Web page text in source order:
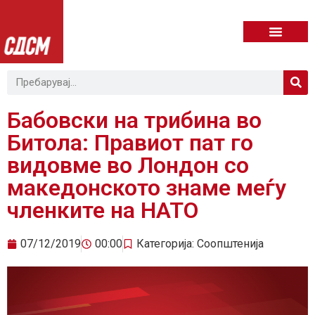
Бабовски на трибина во
Битола: Правиот пат го
видовме во Лондон со
македонското знаме меѓу
членките на НАТО
07/12/2019 00:00 Категорија: Соопштенија